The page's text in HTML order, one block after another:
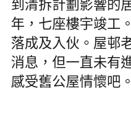
到清拆計劃影響的
年，七座樓宇竣工
落成及入伙。屋邨
消息，但一直未有
感受舊公屋情懷吧。